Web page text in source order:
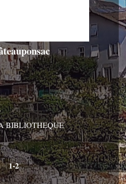
BIBLIOTHEQUE
1-2